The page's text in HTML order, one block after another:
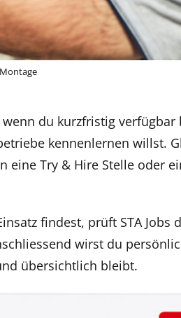
du kurzfristig
kennenlernen willst.
eine Try & Hire Stelle oder
findest, prüft STA Jobs
wirst du
übersichtlich bleibt.